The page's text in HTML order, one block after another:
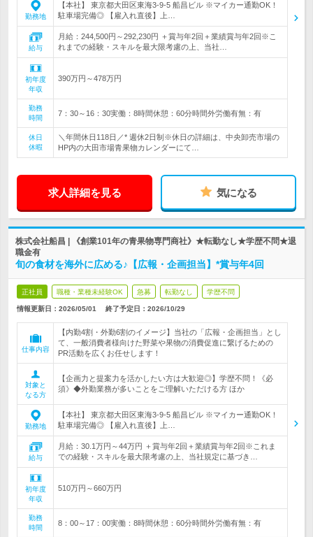
勤務地
【本社】 東京都大田区東海3-9-5 船昌ビル ※マイカー通勤OK！
駐車場完備◎ 【雇入れ直後】上…
給与
月給：244,500円～292,230円 ＋賞与年2回＋業績賞与年2回※こ
れまでの経験・スキルを最大限考慮の上、当社…
初年度
年収
390万円～478万円
勤務
時間
7：30～16：30実働：8時間休憩：60分時間外労働有無：有
休日
休暇
＼年間休日118日／* 週休2日制※休日の詳細は、中央卸売市場の
HP内の大田市場青果物カレンダーにて…
求人詳細を見る 気になる
株式会社船昌 | 《創業101年の青果物専門商社》★転勤なし★学歴不問★退
職金有
旬の食材を海外に広める♪【広報・企画担当】*賞与年4回
正社員 職種・業種未経験OK 急募 転勤なし 学歴不問
情報更新日：2026/05/01 終了予定日： 2026/10/29
仕事内容
【内勤4割・外勤6割のイメージ】当社の「広報・企画担当」とし
て、一般消費者様向けた野菜や果物の消費促進に繋げるための
PR活動を広くお任せします！
対象と
なる方
【企画力と提案力を活かしたい方は大歓迎◎】学歴不問！《必
須》◆外勤業務が多いことをご理解いただける方 ほか
勤務地
【本社】 東京都大田区東海3-9-5 船昌ビル ※マイカー通勤OK！
駐車場完備◎ 【雇入れ直後】上…
給与
月給：30.1万円～44万円 ＋賞与年2回＋業績賞与年2回※これま
での経験・スキルを最大限考慮の上、当社規定に基づき…
初年度
年収
510万円～660万円
勤務
時間
8：00～17：00実働：8時間休憩：60分時間外労働有無：有